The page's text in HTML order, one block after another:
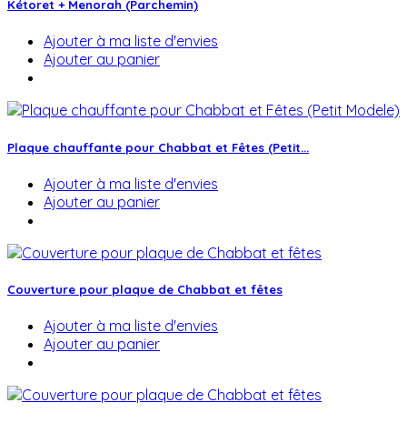
Kétoret + Menorah (Parchemin)
Ajouter à ma liste d'envies
Ajouter au panier
Plaque chauffante pour Chabbat et Fêtes (Petit...
Ajouter à ma liste d'envies
Ajouter au panier
Couverture pour plaque de Chabbat et fêtes
Ajouter à ma liste d'envies
Ajouter au panier